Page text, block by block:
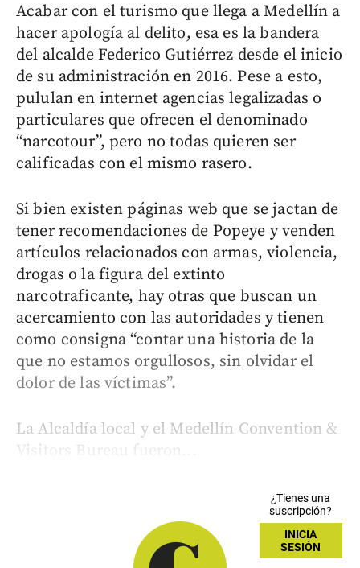
Acabar con el turismo que llega a Medellín a
hacer apología al delito, esa es la bandera
del alcalde Federico Gutiérrez desde el inicio
de su administración en 2016. Pese a esto,
pululan en internet agencias legalizadas o
particulares que ofrecen el denominado
“narcotour”, pero no todas quieren ser
calificadas con el mismo rasero.
Si bien existen páginas web que se jactan de
tener recomendaciones de Popeye y venden
artículos relacionados con armas, violencia,
drogas o la figura del extinto
narcotraficante, hay otras que buscan un
acercamiento con las autoridades y tienen
como consigna “contar una historia de la
que no estamos orgullosos, sin olvidar el
dolor de las víctimas”.
La Alcaldía local y el Medellín Convention &
Visitors Bureau fueron...
¿Tienes una
suscripción?
INICIA
SESIÓN